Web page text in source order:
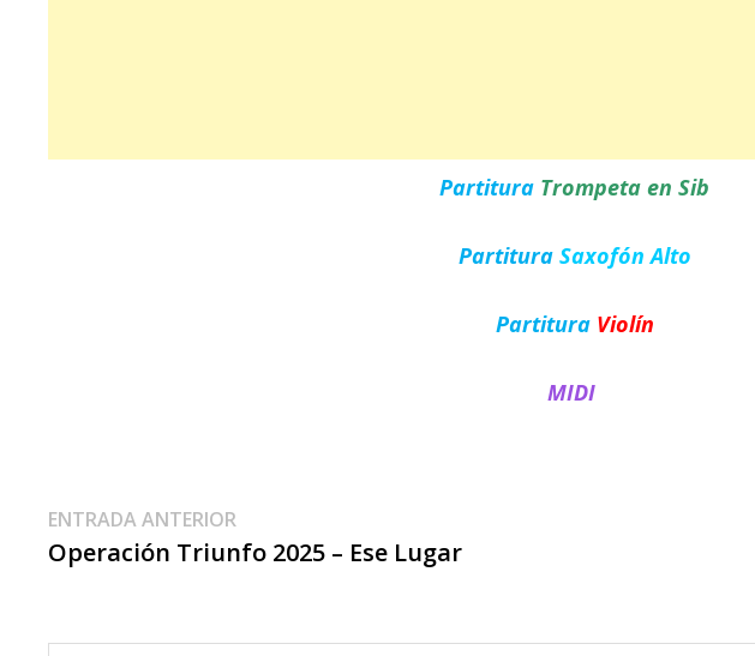
Partitura Trompeta en Sib
Partitura Saxofón Alto
Partitura Violín
MIDI
Navegación
De
ENTRADA ANTERIOR
anterior:
Operación Triunfo 2025 – Ese Lugar